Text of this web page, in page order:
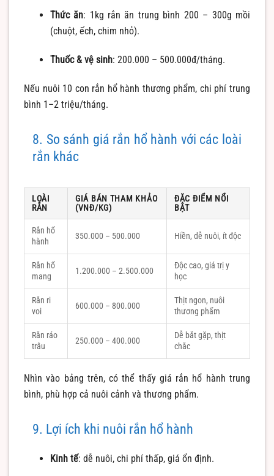
Thức ăn: 1kg rắn ăn trung bình 200 – 300g mồi
(chuột, ếch, chim nhỏ).
Thuốc & vệ sinh: 200.000 – 500.000đ/tháng.
Nếu nuôi 10 con rắn hổ hành thương phẩm, chi phí trung
bình 1–2 triệu/tháng.
8. So sánh giá rắn hổ hành với các loài
rắn khác
LOÀI
RẮN
GIÁ BÁN THAM KHẢO
(VNĐ/KG)
ĐẶC ĐIỂM NỔI
BẬT
Rắn hổ
hành
350.000 – 500.000 Hiền, dễ nuôi, ít độc
Rắn hổ
mang
1.200.000 – 2.500.000
Độc cao, giá trị y
học
Rắn ri
voi
600.000 – 800.000
Thịt ngon, nuôi
thương phẩm
Rắn ráo
trâu
250.000 – 400.000
Dễ bắt gặp, thịt
chắc
Nhìn vào bảng trên, có thể thấy giá rắn hổ hành trung
bình, phù hợp cả nuôi cảnh và thương phẩm.
9. Lợi ích khi nuôi rắn hổ hành
Kinh tế: dễ nuôi, chi phí thấp, giá ổn định.